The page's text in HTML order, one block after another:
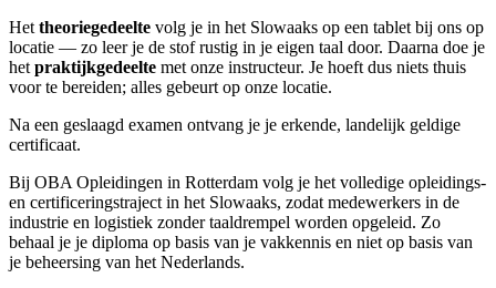
Het theoriegedeelte volg je in het Slowaaks op een tablet bij ons op
locatie — zo leer je de stof rustig in je eigen taal door. Daarna doe je
het praktijkgedeelte met onze instructeur. Je hoeft dus niets thuis
voor te bereiden; alles gebeurt op onze locatie.
Na een geslaagd examen ontvang je je erkende, landelijk geldige
certificaat.
Bij OBA Opleidingen in Rotterdam volg je het volledige opleidings-
en certificeringstraject in het Slowaaks, zodat medewerkers in de
industrie en logistiek zonder taaldrempel worden opgeleid. Zo
behaal je je diploma op basis van je vakkennis en niet op basis van
je beheersing van het Nederlands.